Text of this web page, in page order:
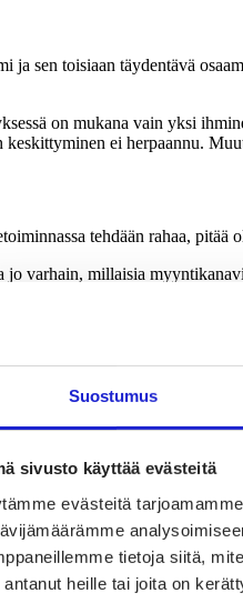
Suostumus
sivusto käyttää evästeitä
evästeitä
tietoja siitä,
antanut heille tai joita on
ja sen toisiaan täydentävä
on mukana vain yksi
ei herpaannu.
tehdään rahaa,
jo varhain, millaisia
pieneksi? Myös tavoitteet on
että jos jotain yllättävää
tekee sijoituspäätöstä.
Olisi hyvä, että
koska ne ohjaavat